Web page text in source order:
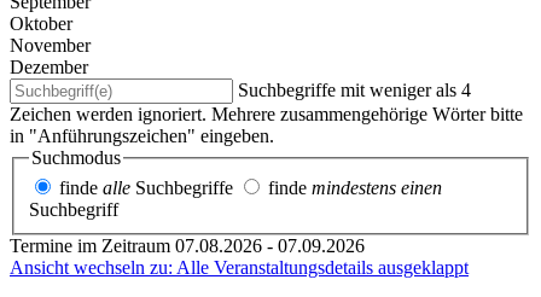
Oktober
November
Dezember
Suchbegriffe mit weniger als 4
Zeichen werden ignoriert. Mehrere zusammengehörige Wörter bitte
in "Anführungszeichen" eingeben.
Suchmodus
finde alle Suchbegriffe finde mindestens einen
Suchbegriff
Termine im Zeitraum 07.08.2026 - 07.09.2026
Ansicht wechseln zu: Alle Veranstaltungsdetails ausgeklappt